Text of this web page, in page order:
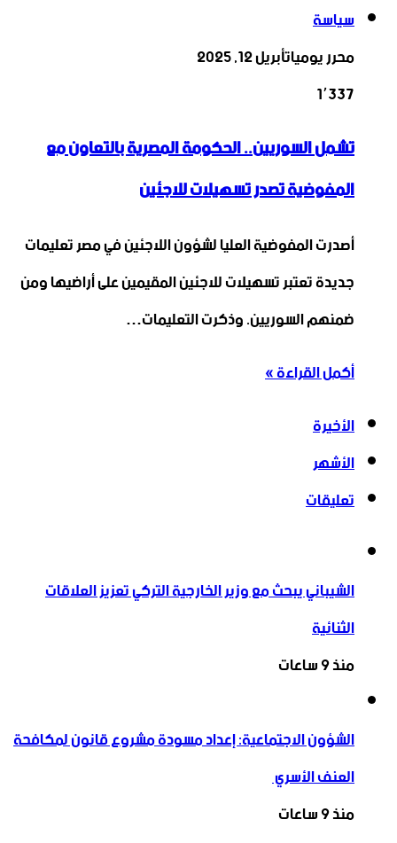
سياسة
محرر يومياتأبريل 12, 2025
1٬337
تشمل السوريين.. الحكومة المصرية بالتعاون مع
المفوضية تصدر تسهيلات للاجئين
أصدرت المفوضية العليا لشؤون اللاجئين في مصر تعليمات
جديدة تعتبر تسهيلات للاجئين المقيمين على أراضيها ومن
ضمنهم السوريين. وذكرت التعليمات…
أكمل القراءة »
الأخيرة
الأشهر
تعليقات
الشيباني يبحث مع وزير الخارجية التركي تعزيز العلاقات
الثنائية
منذ 9 ساعات
الشؤون الاجتماعية: إعداد مسودة مشروع قانون لمكافحة
العنف الأسري ‏
منذ 9 ساعات